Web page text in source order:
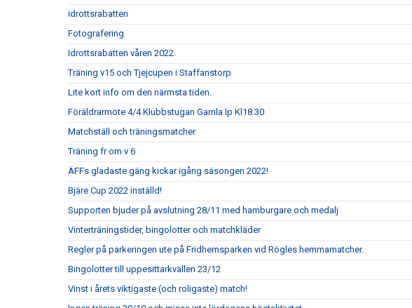
idrottsrabatten
Fotografering
Idrottsrabatten våren 2022
Träning v15 och Tjejcupen i Staffanstorp
Lite kort info om den närmsta tiden.
Föräldrarmöte 4/4 Klubbstugan Gamla Ip Kl18.30
Matchställ och träningsmatcher
Träning fr om v 6
ÄFFs gladaste gäng kickar igång säsongen 2022!
Bjäre Cup 2022 inställd!
Supporten bjuder på avslutning 28/11 med hamburgare och medalj
Vinterträningstider, bingolotter och matchkläder
Regler på parkeringen ute på Fridhemsparken vid Rögles hemmamatcher.
Bingolotter till uppesittarkvällen 23/12
Vinst i årets viktigaste (och roligaste) match!